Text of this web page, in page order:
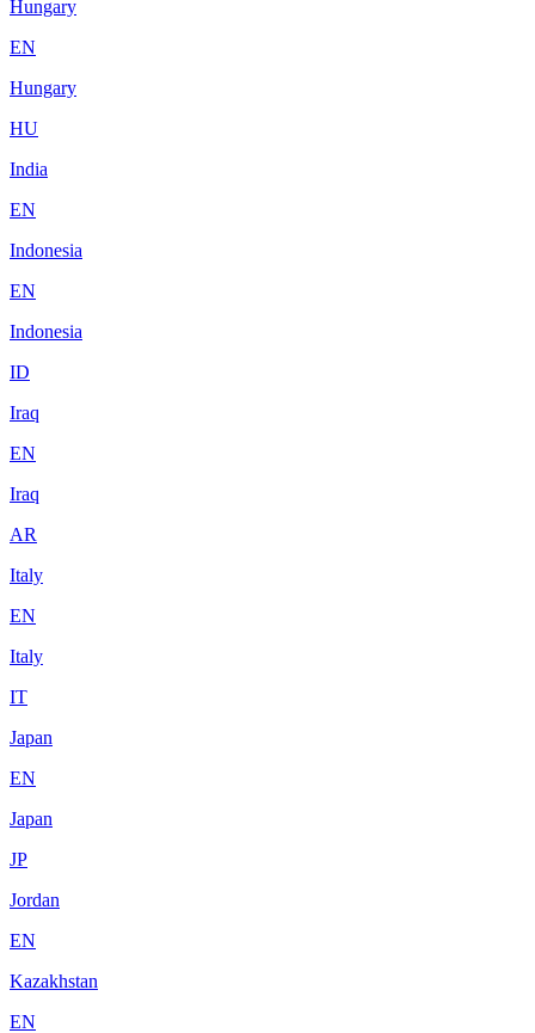
Hungary
EN
Hungary
HU
India
EN
Indonesia
EN
Indonesia
ID
Iraq
EN
Iraq
AR
Italy
EN
Italy
IT
Japan
EN
Japan
JP
Jordan
EN
Kazakhstan
EN